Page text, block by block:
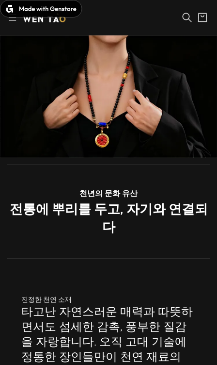
본
문
로
바
구
천년의 문화 유산
전통에 뿌리를 두고, 자기와 연결되
다
진정한 천연 소재
타고난 자연스러운 매력과 따뜻하
면서도 섬세한 감촉, 풍부한 질감
을 자랑합니다. 오직 고대 기술에
정통한 장인들만이 천연 재료의